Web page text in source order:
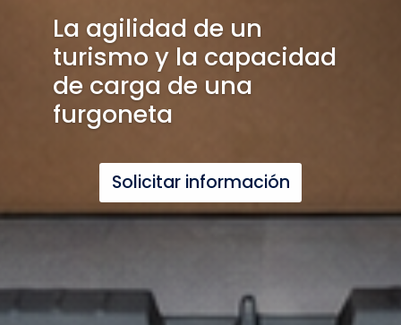
La agilidad de un
turismo y la capacidad
de carga de una
furgoneta
Solicitar información